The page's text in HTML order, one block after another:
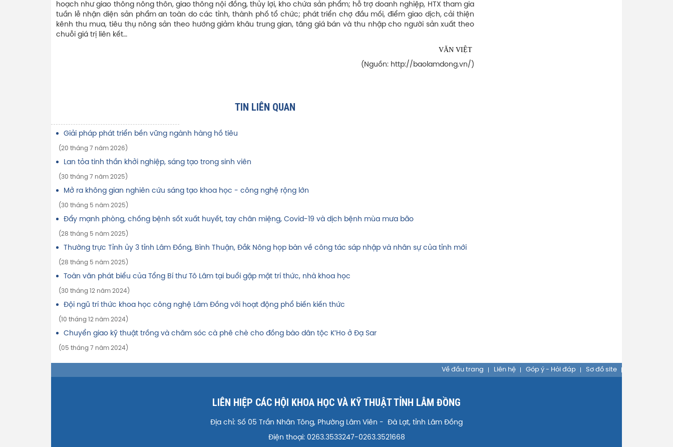
hoạch như giao thông nông thôn, giao thông nội đồng, thủy lợi, kho chứa sản phẩm; hỗ trợ doanh nghiệp, HTX tham gia
tuần lễ nhận diện sản phẩm an toàn do các tỉnh, thành phố tổ chức; phát triển chợ đầu mối, điểm giao dịch, cải thiện
kênh thu mua, tiêu thụ nông sản theo hướng giảm khâu trung gian, tăng giá bán và thu nhập cho người sản xuất theo
chuỗi giá trị liên kết…
VĂN VIỆT
(Nguồn: http://baolamdong.vn/)
TIN LIÊN QUAN
Giải pháp phát triển bền vững ngành hàng hồ tiêu
(20 tháng 7 năm 2026)
Lan tỏa tinh thần khởi nghiệp, sáng tạo trong sinh viên
(30 tháng 7 năm 2025)
Mở ra không gian nghiên cứu sáng tạo khoa học - công nghệ rộng lớn
(30 tháng 5 năm 2025)
Đẩy mạnh phòng, chống bệnh sốt xuất huyết, tay chân miệng, Covid-19 và dịch bệnh mùa mưa bão
(28 tháng 5 năm 2025)
Thường trực Tỉnh ủy 3 tỉnh Lâm Đồng, Bình Thuận, Đắk Nông họp bàn về công tác sáp nhập và nhân sự của tỉnh mới
(28 tháng 5 năm 2025)
Toàn văn phát biểu của Tổng Bí thư Tô Lâm tại buổi gặp mặt trí thức, nhà khoa học
(30 tháng 12 năm 2024)
Đội ngũ trí thức khoa học công nghệ Lâm Đồng với hoạt động phổ biến kiến thức
(10 tháng 12 năm 2024)
Chuyển giao kỹ thuật trồng và chăm sóc cà phê chè cho đồng bào dân tộc K’Ho ở Đạ Sar
(05 tháng 7 năm 2024)
Về đầu trang Liên hệ Góp ý - Hỏi đáp Sơ đồ site
LIÊN HIỆP CÁC HỘI KHOA HỌC VÀ KỸ THUẬT TỈNH LÂM ĐỒNG
Địa chỉ: Số 05 Trần Nhân Tông, Phường Lâm Viên - Đà Lạt, tỉnh Lâm Đồng
Điện thoại: 0263.3533247-0263.3521668